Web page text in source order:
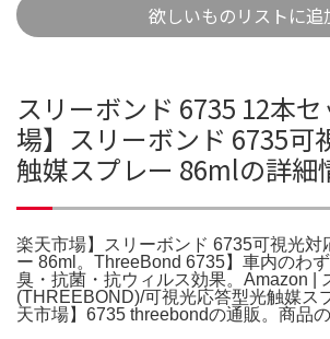
欲しいものリストに追
スリーボンド 6735 12本
場】スリーボンド 6735可
触媒スプレー 86mlの詳細
楽天市場】スリーボンド 6735可視光対
ー 86ml。ThreeBond 6735】車内のわ
臭・抗菌・抗ウィルス効果。Amazon |
(THREEBOND)/可視光応答型光触媒ス
天市場】6735 threebondの通販。商品